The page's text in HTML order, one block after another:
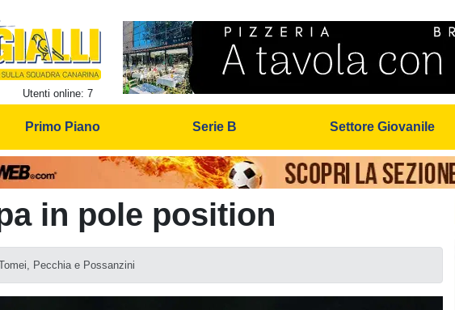
Utenti online: 7
Primo Piano Serie B Settore Giovanile
in pole position
Pecchia e Possanzini